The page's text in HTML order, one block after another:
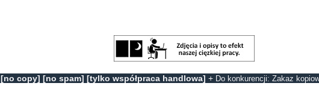
[no copy] [no spam] [tylko współpraca handlowa] + Do konkurencji: Zakaz